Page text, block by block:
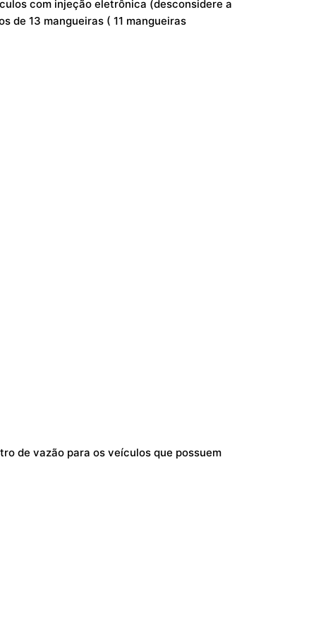
com injeção eletrônica (desconsidere a
de 13 mangueiras ( 11 mangueiras
de vazão para os veículos que possuem